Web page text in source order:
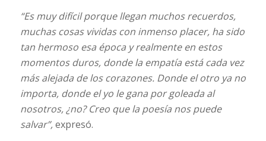
“Es muy difícil porque llegan muchos recuerdos,
muchas cosas vividas con inmenso placer, ha sido
tan hermoso esa época y realmente en estos
momentos duros, donde la empatía está cada vez
más alejada de los corazones. Donde el otro ya no
importa, donde el yo le gana por goleada al
nosotros, ¿no? Creo que la poesía nos puede
salvar”,expresó.